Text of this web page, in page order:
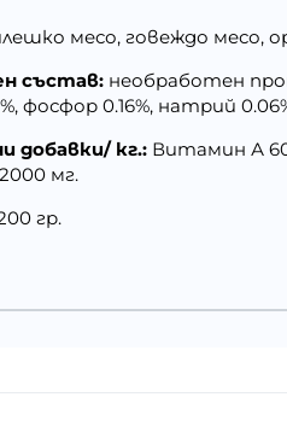
месо, говеждо месо,
състав: необработен
фосфор 0.16%, натрий
добавки/ кг.: Витамин А
мг.
гр.